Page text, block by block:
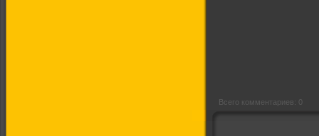
Всего комментариев: 0